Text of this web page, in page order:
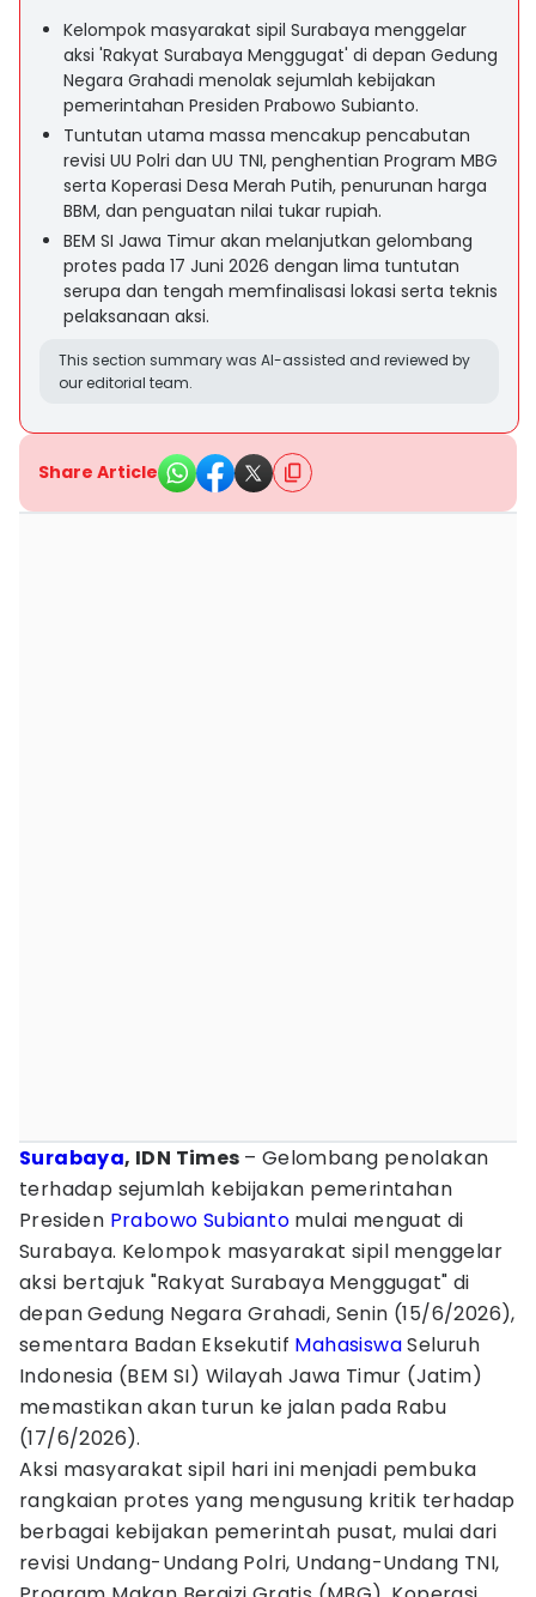
Kelompok masyarakat sipil Surabaya menggelar
aksi 'Rakyat Surabaya Menggugat' di depan Gedung
Negara Grahadi menolak sejumlah kebijakan
pemerintahan Presiden Prabowo Subianto.
Tuntutan utama massa mencakup pencabutan
revisi UU Polri dan UU TNI, penghentian Program MBG
serta Koperasi Desa Merah Putih, penurunan harga
BBM, dan penguatan nilai tukar rupiah.
BEM SI Jawa Timur akan melanjutkan gelombang
protes pada 17 Juni 2026 dengan lima tuntutan
serupa dan tengah memfinalisasi lokasi serta teknis
pelaksanaan aksi.
This section summary was AI-assisted and reviewed by
our editorial team.
Share Article
Surabaya, IDN Times – Gelombang penolakan
terhadap sejumlah kebijakan pemerintahan
Presiden Prabowo Subianto mulai menguat di
Surabaya. Kelompok masyarakat sipil menggelar
aksi bertajuk "Rakyat Surabaya Menggugat" di
depan Gedung Negara Grahadi, Senin (15/6/2026),
sementara Badan Eksekutif MahasiswaSeluruh
Indonesia (BEM SI) Wilayah Jawa Timur (Jatim)
memastikan akan turun ke jalan pada Rabu
(17/6/2026).
Aksi masyarakat sipil hari ini menjadi pembuka
rangkaian protes yang mengusung kritik terhadap
berbagai kebijakan pemerintah pusat, mulai dari
revisi Undang-Undang Polri, Undang-Undang TNI,